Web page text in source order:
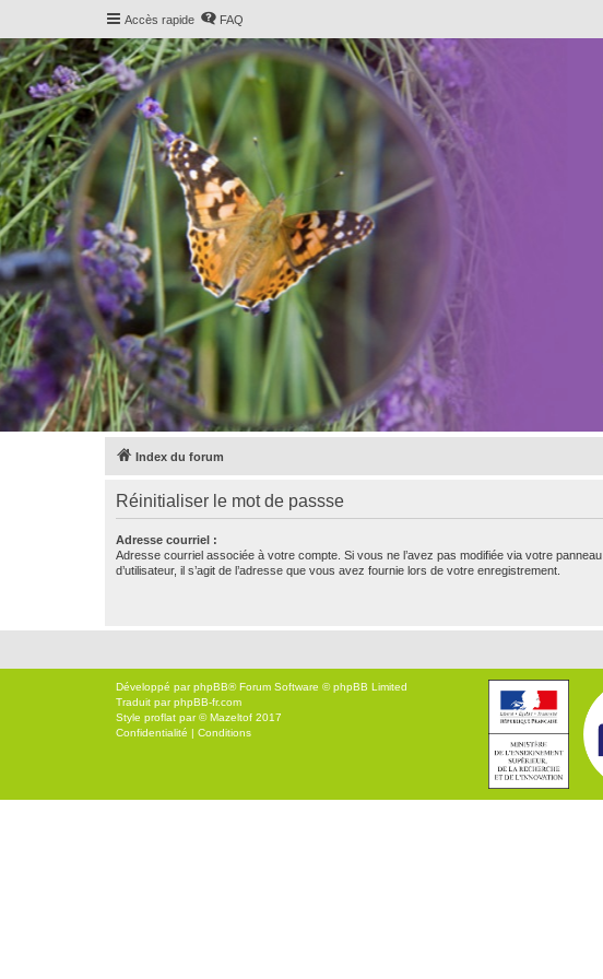
Accès rapide FAQ
Index du forum
Réinitialiser le mot de passse
Adresse courriel :
Adresse courriel associée à votre compte. Si vous ne l’avez pas modifiée via votre panneau
d’utilisateur, il s’agit de l’adresse que vous avez fournie lors de votre enregistrement.
Développé parphpBB® Forum Software © phpBB Limited
Traduit parphpBB-fr.com
Style proflat par ©Mazeltof 2017
Confidentialité | Conditions